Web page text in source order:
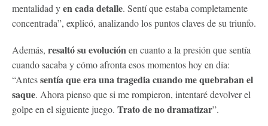
mentalidad yen cada detalle. Sentí que estaba completamente
concentrada”, explicó, analizando los puntos claves de su triunfo.
Además, resaltó su evoluciónen cuanto a la presión que sentía
cuando sacaba y cómo afronta esos momentos hoy en día:
“Antessentía que era una tragedia cuando me quebraban el
saque. Ahora pienso que si me rompieron, intentaré devolver el
golpe en el siguiente juego. Trato de no dramatizar”.